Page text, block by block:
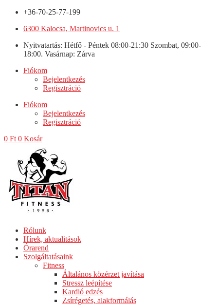
+36-70-25-77-199
6300 Kalocsa, Martinovics u. 1
Nyitvatartás: Hétfő - Péntek 08:00-21:30 Szombat, 09:00-
18:00. Vasárnap: Zárva
Fiókom
Bejelentkezés
Regisztráció
Fiókom
Bejelentkezés
Regisztráció
0 Ft 0 Kosár
Rólunk
Hírek, aktualitások
Órarend
Szolgáltatásaink
Fitness
Általános közérzet javítása
Stressz leépítése
Kardió edzés
Zsírégetés, alakformálás